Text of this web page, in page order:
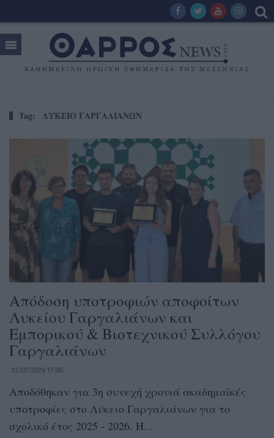
Tag: ΛΥΚΕΙΟ ΓΑΡΓΑΛΙΑΝΩΝ
Απόδοση υποτροφιών αποφοίτων
Λυκείου Γαργαλιάνων και
Εμπορικού & Βιοτεχνικού Συλλόγου
Γαργαλιάνων
13/07/2026 17:00
Αποδόθηκαν για 3η συνεχή χρονιά ακαδημαϊκές
υποτροφίες στο Λύκειο Γαργαλιάνων για το
σχολικό έτος 2025 - 2026. Η...